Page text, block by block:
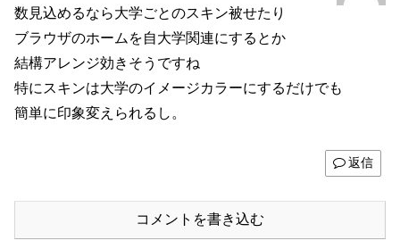
数見込めるなら大学ごとのスキン被せたり
ブラウザのホームを自大学関連にするとか
結構アレンジ効きそうですね
特にスキンは大学のイメージカラーにするだけでも
簡単に印象変えられるし。
返信
コメントを書き込む